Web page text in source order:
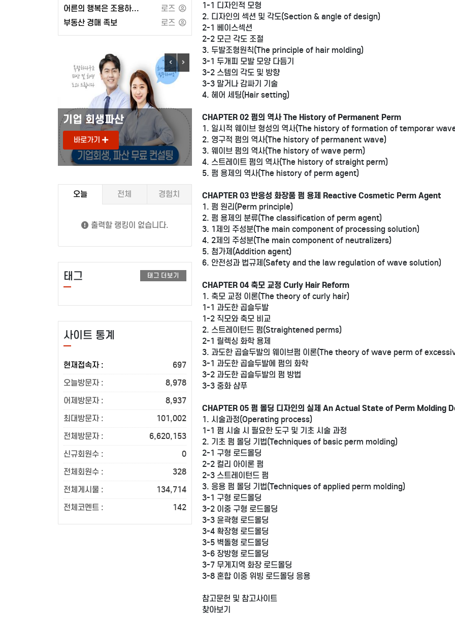
어른의 행복은 조용하다 (페이지2북스)
로즈
부동산 경매 족보
로즈
도로안전유도원
바로가기
기업 회생파산
바로가기
도로안전유도원
바로가기
오늘 전체 경험치
출력할 랭킹이 없습니다.
태그 태그 더보기
사이트 통계
현재접속자 :
697
오늘방문자 :
8,978
어제방문자 :
8,937
최대방문자 :
101,002
전체방문자 :
6,620,153
신규회원수 :
0
전체회원수 :
328
전체게시물 :
134,714
전체코멘트 :
142
1-1 디자인적 모형
2. 디자인의 섹션 및 각도(Section & angle of design)
2-1 베이스섹션
2-2 모근 각도 조절
3. 두발조형원칙(The principle of hair molding)
3-1 두개피 모발 모양 다듬기
3-2 스템의 각도 및 방향
3-3 말거나 감싸기 기술
4. 헤어 세팅(Hair setting)
CHAPTER 02 펌의 역사 The History of Permanent Perm
1. 일시적 웨이브 형성의 역사(The history of formation of temporar
2. 영구적 펌의 역사(The history of permanent wave)
3. 웨이브 펌의 역사(The history of wave perm)
4. 스트레이트 펌의 역사(The history of straight perm)
5. 펌 용제의 역사(The history of perm agent)
CHAPTER 03 반응성 화장품 펌 용제 Reactive Cosmetic Perm Agent
1. 펌 원리(Perm principle)
2. 펌 용제의 분류(The classification of perm agent)
3. 1제의 주성분(The main component of processing solution)
4. 2제의 주성분(The main component of neutralizers)
5. 첨가제(Addition agent)
6. 안전성과 법규제(Safety and the law regulation of wave solution)
CHAPTER 04 축모 교정 Curly Hair Reform
1. 축모 교정 이론(The theory of curly hair)
1-1 과도한 곱슬두발
1-2 직모와 축모 비교
2. 스트레이턴드 펌(Straightened perms)
2-1 릴렉싱 화학 용제
3. 과도한 곱슬두발의 웨이브펌 이론(The theory of wave perm of
3-1 과도한 곱슬두발에 펌의 화학
3-2 과도한 곱슬두발의 펌 방법
3-3 중화 샴푸
CHAPTER 05 펌 몰딩 디자인의 실제 An Actual State of Perm Molding
1. 시술과정(Operating process)
1-1 펌 시술 시 필요한 도구 및 기초 시술 과정
2. 기초 펌 몰딩 기법(Techniques of basic perm molding)
2-1 구형 로드몰딩
2-2 컬리 아이론 펌
2-3 스트레이턴드 펌
3. 응용 펌 몰딩 기법(Techniques of applied perm molding)
3-1 구형 로드몰딩
3-2 이중 구형 로드몰딩
3-3 윤곽형 로드몰딩
3-4 확장형 로드몰딩
3-5 벽돌형 로드몰딩
3-6 장방형 로드몰딩
3-7 무게지역 화장 로드몰딩
3-8 혼합 이중 위빙 로드몰딩 응용
참고문헌 및 참고사이트
찾아보기